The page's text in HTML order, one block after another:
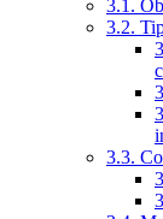
3.1.
3.2.
3.3.